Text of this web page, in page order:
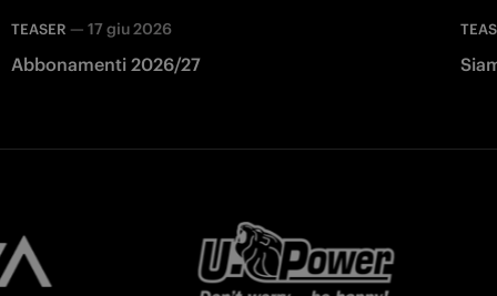
TEASER — 17 giu 2026
Abbonamenti 2026/27